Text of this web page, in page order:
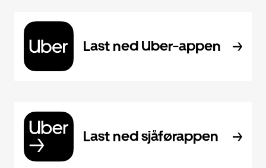
Last ned Uber-appen
Last ned sjåførappen